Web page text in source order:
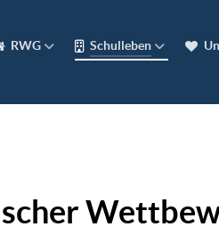
RWG Schulleben